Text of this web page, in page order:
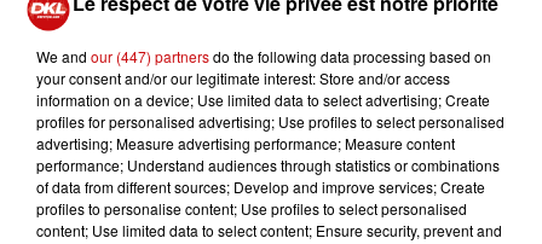
l’ensemble de la Ligne Maginot, entre 1 200 et 1 500
constructions militaires avaient été édifiées pour
protéger la frontière française face à l’Allemagne.
Les visiteurs peuvent aujourd’hui découvrir comment
vivaient les soldats mobilisés dans ces fortifications.
Certains ouvrages étaient conçus pour permettre aux
militaires de tenir plusieurs semaines en autonomie
We and our (447) partnersdo the following data processing based on
your consent and/or our legitimate interest: Store and/or access
information on a device; Use limited data to select advertising; Create
profiles for personalised advertising; Use profiles to select personalised
advertising; Measure advertising performance; Measure content
performance; Understand audiences through statistics or combinations
of data from different sources; Develop and improve services; Create
profiles to personalise content; Use profiles to select personalised
content; Use limited data to select content; Ensure security, prevent and